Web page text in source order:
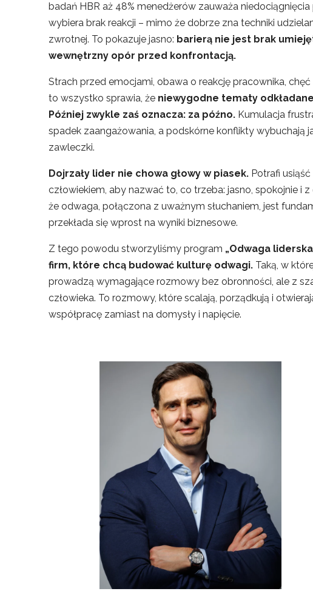
badań HBR aż 48% menedżerów zauważa
wybiera brak reakcji – mimo że dobrze zna techniki
zwrotnej. To pokazuje jasno: barierą nie jest brak
wewnętrzny opór przed konfrontacją.
Strach przed emocjami, obawa o reakcję pracownika, chęć
to wszystko sprawia, że niewygodne tematy
Później zwykle zaś oznacza: za późno. Kumulacja
spadek zaangażowania, a podskórne konflikty wybuchają
zawleczki.
Dojrzały lider nie chowa głowy w piasek. Potrafi
człowiekiem, aby nazwać to, co trzeba: jasno, spokojnie i
że odwaga, połączona z uważnym słuchaniem, jest
przekłada się wprost na wyniki biznesowe.
Z tego powodu stworzyliśmy program „Odwaga
firm, które chcą budować kulturę odwagi. Taką, w
prowadzą wymagające rozmowy bez obronności, ale z
człowieka. To rozmowy, które scalają, porządkują i
współpracę zamiast na domysły i napięcie.